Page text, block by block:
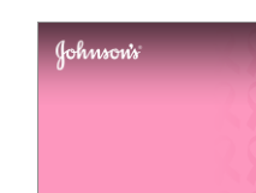
HOUMALY
ILYASS
ART